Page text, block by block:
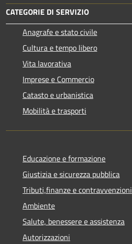
CATEGORIE DI SERVIZIO
Anagrafe e stato civile
Cultura e tempo libero
Vita lavorativa
Imprese e Commercio
Catasto e urbanistica
Mobilità e trasporti
Educazione e formazione
Giustizia e sicurezza pubblica
Tributi,finanze e contravvenzioni
Ambiente
Salute, benessere e assistenza
Autorizzazioni